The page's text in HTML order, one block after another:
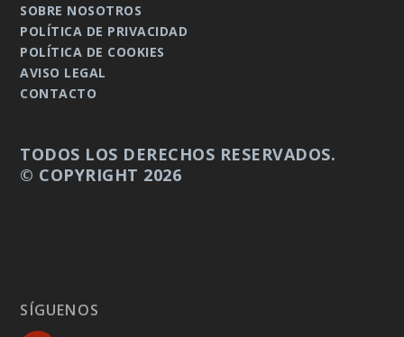
SOBRE NOSOTROS
POLÍTICA DE PRIVACIDAD
POLÍTICA DE COOKIES
AVISO LEGAL
CONTACTO
TODOS LOS DERECHOS RESERVADOS.
© COPYRIGHT 2026
SÍGUENOS